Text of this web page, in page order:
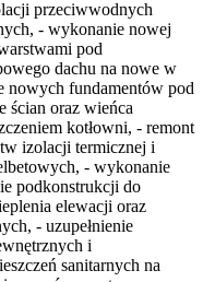
przeciwwodnych
- wykonanie nowej
pod
dachu na nowe w
nowych fundamentów pod
ścian oraz wieńca
kotłowni, - remont
izolacji termicznej i
- wykonanie
podkonstrukcji do
elewacji oraz
- uzupełnienie
i
sanitarnych na